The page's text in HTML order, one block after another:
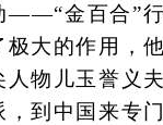
——“金百合”
极大的作用，
人物儿玉誉义
，到中国来专